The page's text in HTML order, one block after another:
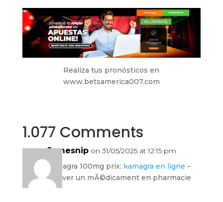
Realiza tus pronósticos en
www.betsamerica007.com
1.077 Comments
Jamesnip on 31/05/2025 at 12:15 pm
kamagra 100mg prix: kamagra en ligne –
trouver un mÃ©dicament en pharmacie